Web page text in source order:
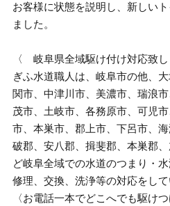
お客様に状態を説明し、新しい
ました。
〈 岐阜県全域駆け付け対応致
ぎふ水道職人は、岐阜市の他、
関市、中津川市、美濃市、瑞浪
茂市、土岐市、各務原市、可児
市、本巣市、郡上市、下呂市、
破郡、安八郡、揖斐郡、本巣郡
ど岐阜全域での水道のつまり・
修理、交換、洗浄等の対応をして
〈お電話一本でどこへでも駆け